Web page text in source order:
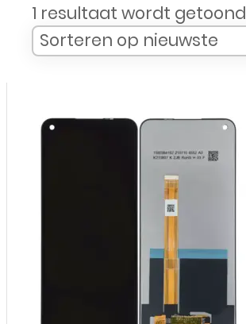
1 resultaat wordt getoond
Sort Products
Sort content
Sorteren op nieuwste
Sort content